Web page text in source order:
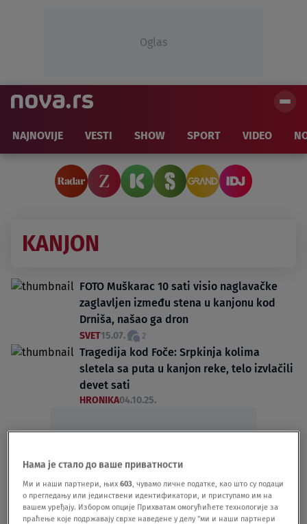
Oglas
NAJNOVIJE VESTI SHOW SPORT VIDEO
KANJON
FOTO Muškarac 10 sati visio naglavačke
zaglavljen između stena u kanjonu kod
Drniša, našao ga dron
SVET15.07. 2
Tragedija kod Foče: Srpkinja kolima
sletela sa puta u kanjon reke, telo izvlačili
devet sati
HRONIKA04.10.25.
Oglas
Нама је стало до ваше приватности
Ми и наши партнери, њих603 , чувамо личне податке, као што су подаци
о прегледању или јединствени идентификатори, и приступамо им на
вашем уређају. Избором опције Прихватам омогућићете технологије за
праћење које подржавају сврхе наведене у делу "ми и наши партнери